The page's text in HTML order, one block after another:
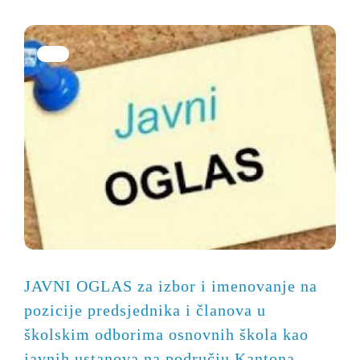
JAVNI OGLAS za izbor i imenovanje na
pozicije predsjednika i članova u
školskim odborima osnovnih škola kao